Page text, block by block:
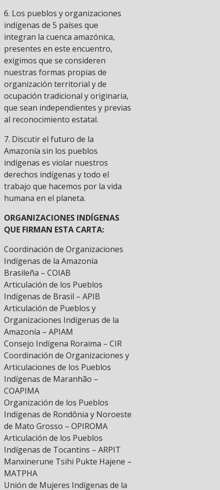
6. Los pueblos y organizaciones
indígenas de 5 países que
integran la cuenca amazónica,
presentes en este encuentro,
exigimos que se consideren
nuestras formas propias de
organización territorial y de
ocupación tradicional y originaria,
que sean independientes y previas
al reconocimiento estatal.
7. Discutir el futuro de la
Amazonía sin los pueblos
indígenas es violar nuestros
derechos indígenas y todo el
trabajo que hacemos por la vida
humana en el planeta.
ORGANIZACIONES INDÍGENAS
QUE FIRMAN ESTA CARTA:
Coordinación de Organizaciones
Indígenas de la Amazonía
Brasileña – COIAB
Articulación de los Pueblos
Indígenas de Brasil – APIB
Articulación de Pueblos y
Organizaciones Indígenas de la
Amazonía – APIAM
Consejo Indígena Roraima – CIR
Coordinación de Organizaciones y
Articulaciones de los Pueblos
Indígenas de Maranhão –
COAPIMA
Organización de los Pueblos
Indígenas de Rondônia y Noroeste
de Mato Grosso – OPIROMA
Articulación de los Pueblos
Indígenas de Tocantins – ARPIT
Manxinerune Tsihi Pukte Hajene –
MATPHA
Unión de Mujeres Indígenas de la